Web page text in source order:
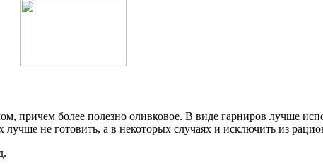
причем более полезно оливковое. В виде гарниров лучше
не готовить, а в некоторых случаях и исключить из